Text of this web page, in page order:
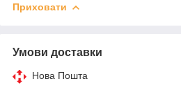
Приховати
Умови доставки
Нова Пошта